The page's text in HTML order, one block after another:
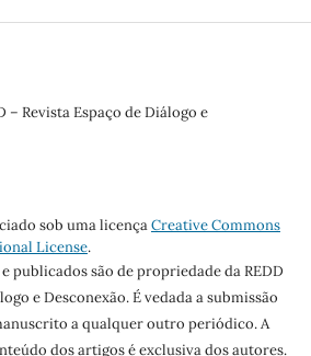
– Revista Espaço de Diálogo e
sob uma licençaCreative Commons
License.
publicados são de propriedade da REDD
e Desconexão. É vedada a submissão
a qualquer outro periódico. A
dos artigos é exclusiva dos autores.